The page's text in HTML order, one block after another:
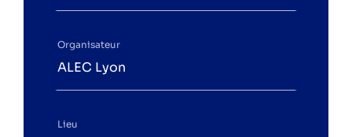
Organisateur
ALEC Lyon
Lieu